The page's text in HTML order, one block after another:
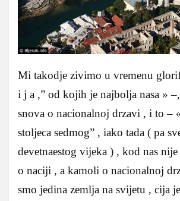
Mi takodje zivimo u vremenu
i j a ,” od kojih je najbolja nasa »
snova o nacionalnoj drzavi , i to –
stoljeca sedmog” , iako tada ( pa
devetnaestog vijeka ) , kod nas
o naciji , a kamoli o nacionalnoj
smo jedina zemlja na svijetu , cija